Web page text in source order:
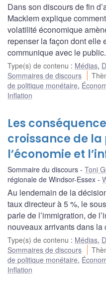
Dans son discours de fin
Macklem explique
volatilité économique
repenser la façon dont elle
communique avec le public.
Type(s) de contenu : Médias,
Sommaires de discours
de politique monétaire,
Inflation
Les
croissance de
l’économie et
Sommaire du discours Toni
régionale de Windsor-Essex
Au lendemain de la
taux directeur à 5 %, le
parle de l’immigration, de
nouveaux arrivants dans
Type(s) de contenu : Médias,
Sommaires de discours
de politique monétaire,
Inflation